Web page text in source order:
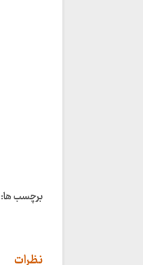
برچسب ها:
نظرات